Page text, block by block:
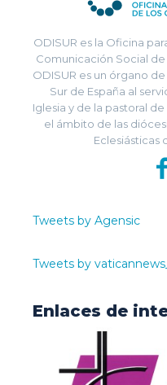
ODISUR es la Oficina
Comunicación Social de
ODISUR es un órgano
Sur de España al
Iglesia y de la pastoral
el ámbito de las
Eclesiásticas
Tweets by Agensic
Tweets by
Enlaces de